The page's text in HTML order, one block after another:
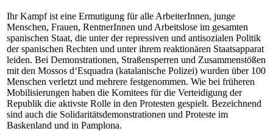
Ihr Kampf ist eine Ermutigung für alle ArbeiterInnen, junge
Menschen, Frauen, RentnerInnen und Arbeitslose im gesamten
spanischen Staat, die unter der repressiven und antisozialen Politik
der spanischen Rechten und unter ihrem reaktionären Staatsapparat
leiden. Bei Demonstrationen, Straßensperren und Zusammenstößen
mit den Mossos d‘Esquadra (katalanische Polizei) wurden über 100
Menschen verletzt und mehrere festgenommen. Wie bei früheren
Mobilisierungen haben die Komitees für die Verteidigung der
Republik die aktivste Rolle in den Protesten gespielt. Bezeichnend
sind auch die Solidaritätsdemonstrationen und Proteste im
Baskenland und in Pamplona.